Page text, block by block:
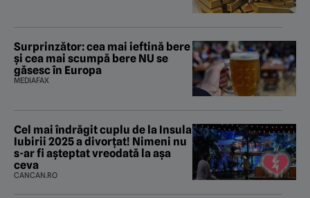
Surprinzător: cea mai ieftină bere
și cea mai scumpă bere NU se
găsesc în Europa
MEDIAFAX
Cel mai îndrăgit cuplu de la Insula
Iubirii 2025 a divorțat! Nimeni nu
s-ar fi așteptat vreodată la așa
ceva
CANCAN.RO